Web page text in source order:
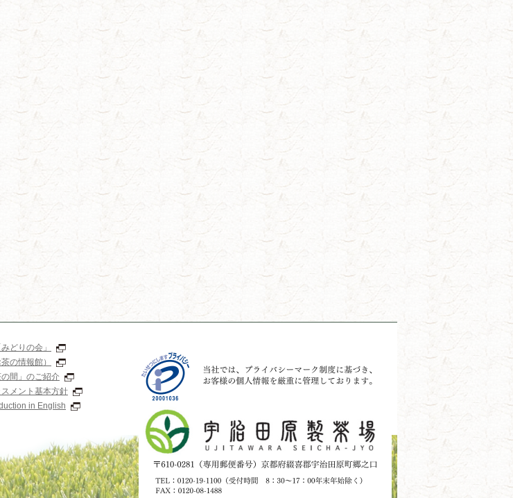
どりの会」
の情報館）
間」のご紹介
メント基本方針
in English